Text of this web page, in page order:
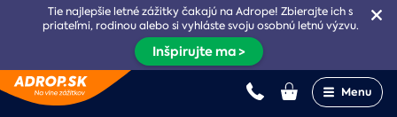
Tie najlepšie letné zážitky čakajú na Adrope! Zbierajte ich s
priateľmi, rodinou alebo si vyhláste svoju osobnú letnú výzvu.
Inšpirujte ma >
Menu